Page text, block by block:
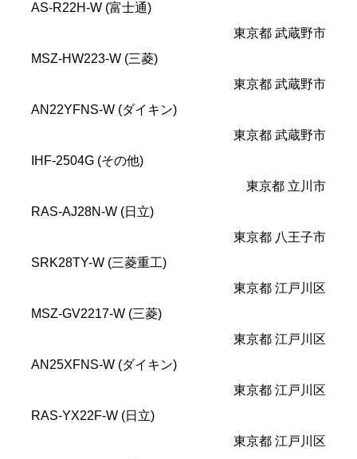
AS-R22H-W (富士通)
東京都 武蔵野市
MSZ-HW223-W (三菱)
東京都 武蔵野市
AN22YFNS-W (ダイキン)
東京都 武蔵野市
IHF-2504G (その他)
東京都 立川市
RAS-AJ28N-W (日立)
東京都 八王子市
SRK28TY-W (三菱重工)
東京都 江戸川区
MSZ-GV2217-W (三菱)
東京都 江戸川区
AN25XFNS-W (ダイキン)
東京都 江戸川区
RAS-YX22F-W (日立)
東京都 江戸川区